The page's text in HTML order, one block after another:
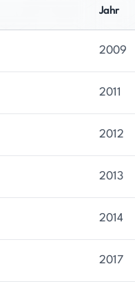
Jahr
2009
2011
2012
2013
2014
2017